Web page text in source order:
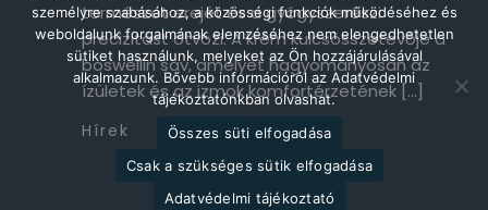
természet erejét és a gyógyszerészi
precizitást ötvözi. A krém kulcsösszetevője a
boswellin sav, amelyet hagyományosan az
ízületek és az izmok komfortérzetének […]
Hírek
személyre szabásához, a közösségi funkciók működéséhez és
weboldalunk forgalmának elemzéséhez nem elengedhetetlen
sütiket használunk, melyeket az Ön hozzájárulásával
alkalmazunk. Bővebb információról az Adatvédelmi
tájékoztatónkban olvashat.
Összes süti elfogadása
Csak a szükséges sütik elfogadása
Adatvédelmi tájékoztató